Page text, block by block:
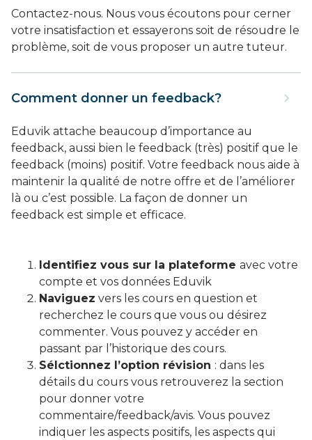
Contactez-nous. Nous vous écoutons pour cerner
votre insatisfaction et essayerons soit de résoudre le
problème, soit de vous proposer un autre tuteur.
Comment donner un feedback?
Eduvik attache beaucoup d’importance au
feedback, aussi bien le feedback (très) positif que le
feedback (moins) positif. Votre feedback nous aide à
maintenir la qualité de notre offre et de l’améliorer
là ou c’est possible. La façon de donner un
feedback est simple et efficace.
Identifiez vous sur la plateforme avec votre
compte et vos données Eduvik
Naviguez vers les cours en question et
recherchez le cours que vous ou désirez
commenter. Vous pouvez y accéder en
passant par l’historique des cours.
Sélctionnez l’option révision : dans les
détails du cours vous retrouverez la section
pour donner votre
commentaire/feedback/avis. Vous pouvez
indiquer les aspects positifs, les aspects qui